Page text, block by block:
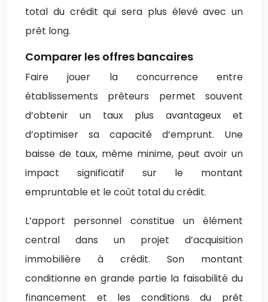
total du crédit qui sera plus élevé avec un
prêt long.
Comparer les offres bancaires
Faire jouer la concurrence entre
établissements prêteurs permet souvent
d’obtenir un taux plus avantageux et
d’optimiser sa capacité d’emprunt. Une
baisse de taux, même minime, peut avoir un
impact significatif sur le montant
empruntable et le coût total du crédit.
L’apport personnel constitue un élément
central dans un projet d’acquisition
immobilière à crédit. Son montant
conditionne en grande partie la faisabilité du
financement et les conditions du prêt